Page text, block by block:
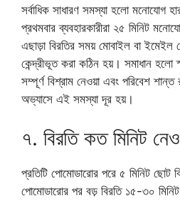
সর্বাধিক সাধারণ সমস্যা হলো মনোযোগ
প্রথমবার ব্যবহারকারীরা ২৫ মিনিট
এছাড়া বিরতির সময় মোবাইল বা
কেন্দ্রীভূত করা কঠিন হয়। সমাধান হলো
সম্পূর্ণ বিশ্রাম নেওয়া এবং পরিবেশ শান্ত
অভ্যাসে এই সমস্যা দূর হয়।
৭. বিরতি কত মিনিট
প্রতিটি পোমোডারোর পরে ৫ মিনিট ছোট
পোমোডারোর পর বড় বিরতি ১৫-৩০